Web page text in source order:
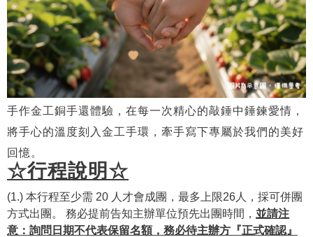
手作金工銅手還體驗，在每一次精心的敲錘中錘鍊愛情，
將手心的溫度刻入金工手環，牽手寫下專屬於我們的美好
回憶。
☆行程說明☆
(1.) 本行程至少需 20 人才會成團，最多上限26人，採可併團
方式出團。 務必提前告知主辦單位預先出團時間， 並請注
意：詢問日期不代表保留名額，務必待主辦方『正式確認』